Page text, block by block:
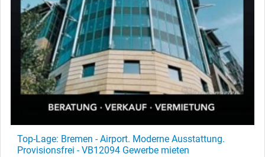
Top-Lage: Bremen - Airport. Moderne Ausstattung.
Provisionsfrei - VB12094 Gewerbe mieten